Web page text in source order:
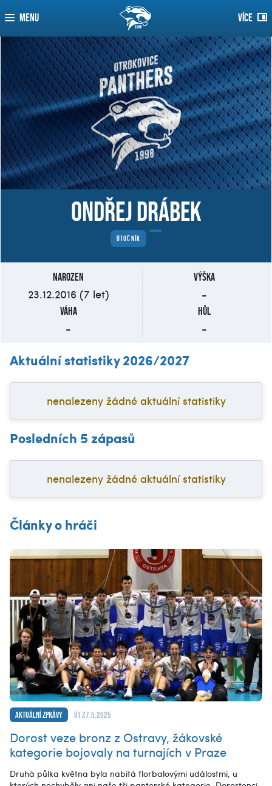
MENU VÍCE
Ondřej Drábek
ÚTOČNÍK
Narozen
23.12.2016 (7 let)
Výška
-
Váha
-
Hůl
-
Aktuální statistiky 2026/2027
nenalezeny žádné aktuální statistiky
Posledních 5 zápasů
nenalezeny žádné aktuální statistiky
Články o hráči
Aktuální zprávy út 27.5.2025
Dorost veze bronz z Ostravy, žákovské
kategorie bojovaly na turnajích v Praze
Druhá půlka května byla nabitá florbalovými událostmi, u